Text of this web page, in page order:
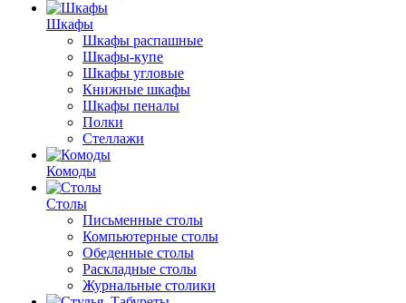
Шкафы
Шкафы распашные
Шкафы-купе
Шкафы угловые
Книжные шкафы
Шкафы пеналы
Полки
Стеллажи
Комоды
Столы
Письменные столы
Компьютерные столы
Обеденные столы
Раскладные столы
Журнальные столики